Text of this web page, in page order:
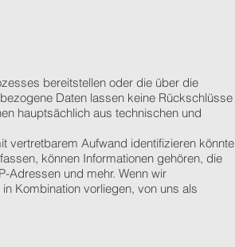
bereitstellen oder die über die
Daten lassen keine Rückschlüsse
hauptsächlich aus technischen und
vertretbarem Aufwand identifizieren könnte
können Informationen gehören, die
Adressen und mehr. Wenn wir
Kombination vorliegen, von uns als